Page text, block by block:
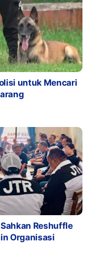
untuk Mencari
Sahkan Reshuffle
Organisasi